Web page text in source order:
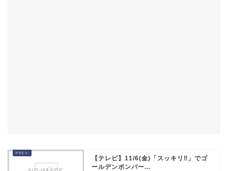
【テレビ】11/6(金)「スッキリ‼」でゴ
ールデンボンバー...